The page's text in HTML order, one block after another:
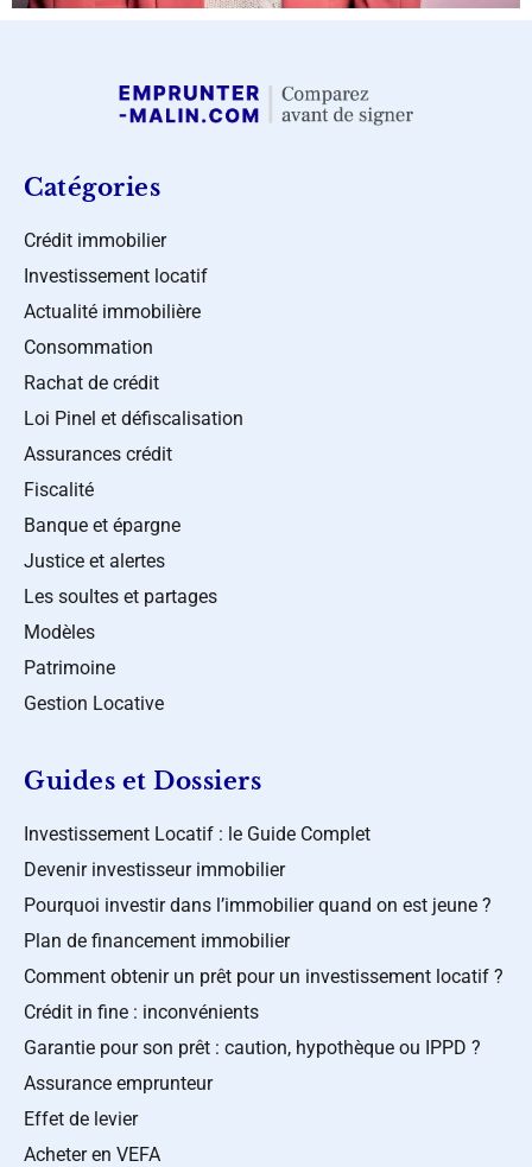
Catégories
Crédit immobilier
Investissement locatif
Actualité immobilière
Consommation
Rachat de crédit
Loi Pinel et défiscalisation
Assurances crédit
Fiscalité
Banque et épargne
Justice et alertes
Les soultes et partages
Modèles
Patrimoine
Gestion Locative
Guides et Dossiers
Investissement Locatif : le Guide Complet
Devenir investisseur immobilier
Pourquoi investir dans l’immobilier quand on est jeune ?
Plan de financement immobilier
Comment obtenir un prêt pour un investissement locatif ?
Crédit in fine : inconvénients
Garantie pour son prêt : caution, hypothèque ou IPPD ?
Assurance emprunteur
Effet de levier
Acheter en VEFA